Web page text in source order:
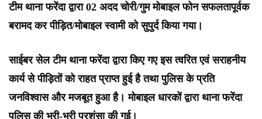
टीम थाना फरेंदा द्वारा 02 अदद चोरी/गुम मोबाइल फोन सफलतापूर्वक
बरामद कर पीड़ित/मोबाइल स्वामी को सुपुर्द किया गया।
साईबर सेल टीम थाना फरेंदा द्वारा किए गए इस त्वरित एवं सराहनीय
कार्य से पीड़ितों को राहत प्राप्त हुई है तथा पुलिस के प्रति
जनविश्वास और मजबूत हुआ है। मोबाइल धारकों द्वारा थाना फरेंदा
पुलिस की भूरी-भूरी प्रशंसा की गई।